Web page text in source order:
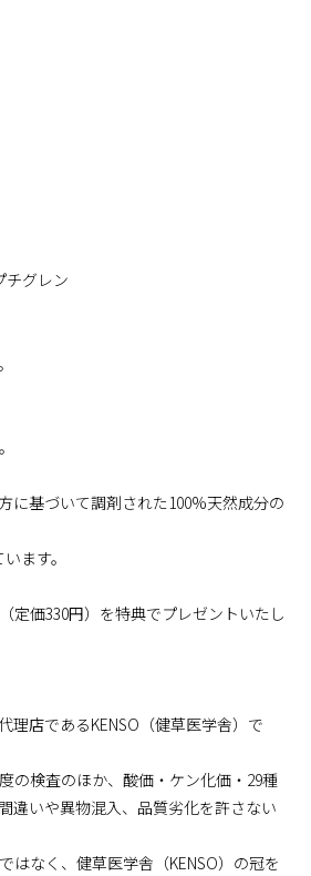
チグレン
に基づいて調剤された100%天然成分の
ます。
定価330円）を特典でプレゼントいたし
店であるKENSO（健草医学舎）で
の検査のほか、酸価・ケン化価・29種
違いや異物混入、品質劣化を許さない
なく、健草医学舎（KENSO）の冠を